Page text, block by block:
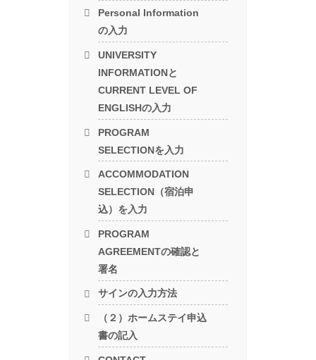
Personal Information
の入力
UNIVERSITY
INFORMATIONと
CURRENT LEVEL OF
ENGLISHの入力
PROGRAM
SELECTIONを入力
ACCOMMODATION
SELECTION（宿泊申
込）を入力
PROGRAM
AGREEMENTの確認と
署名
サインの入力方法
（２）ホームステイ申込
書の記入